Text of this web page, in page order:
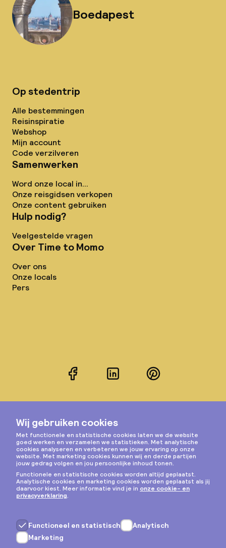
Boedapest
Op stedentrip
Alle bestemmingen
Reisinspiratie
Webshop
Mijn account
Code verzilveren
Samenwerken
Word onze local in...
Onze reisgidsen verkopen
Onze content gebruiken
Hulp nodig?
Veelgestelde vragen
Over Time to Momo
Over ons
Onze locals
Pers
FacebookLinkedInPinterest
Instagram
Privacy & cookies
Algemene voorwaarden